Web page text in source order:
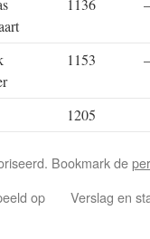
1136 –
1153 –
1205
Bookmark de
op
Verslag en